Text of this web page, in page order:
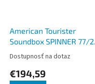
American Tourister
Soundbox SPINNER 77/28
EXP TSA Sun Kissed Coral
Dostupnosť na dotaz
€194,59